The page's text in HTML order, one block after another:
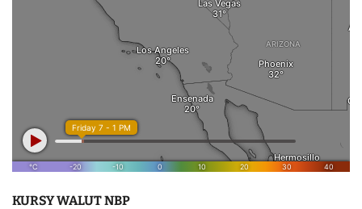
KURSY WALUT NBP